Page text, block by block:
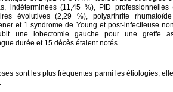
indéterminées (11,45 %), PID
évolutives (2,29 %), polyarthrite
et 1 syndrome de Young et post-infectieuse
une lobectomie gauche pour une greffe
durée et 15 décès étaient notés.
sont les plus fréquentes parmi les étiologies,